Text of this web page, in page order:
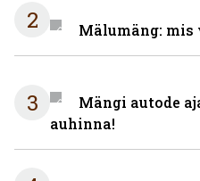
2 Mälumäng:
3
Mängi autode
auhinna!